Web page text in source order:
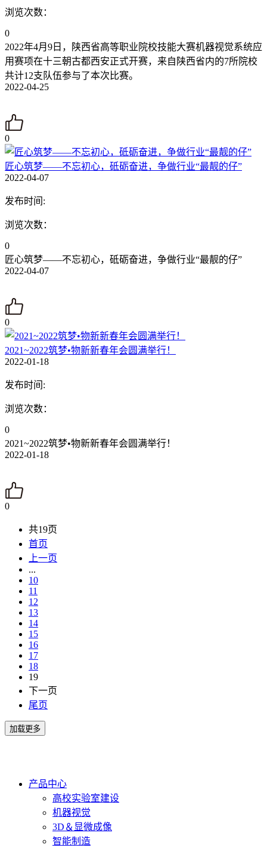
浏览次数：
0
2022年4月9日，陕西省高等职业院校技能大赛机器视觉系统应
用赛项在十三朝古都西安正式开赛，来自陕西省内的7所院校
共计12支队伍参与了本次比赛。
2022-04-25
0
匠心筑梦——不忘初心，砥砺奋进，争做行业“最靓的仔”
2022-04-07
发布时间:
浏览次数：
0
匠心筑梦——不忘初心，砥砺奋进，争做行业“最靓的仔”
2022-04-07
0
2021~2022筑梦•物新新春年会圆满举行！
2022-01-18
发布时间:
浏览次数：
0
2021~2022筑梦•物新新春年会圆满举行！
2022-01-18
0
共19页
首页
上一页
...
10
11
12
13
14
15
16
17
18
19
下一页
尾页
产品中心
高校实验室建设
机器视觉
3D＆显微成像
智能制造